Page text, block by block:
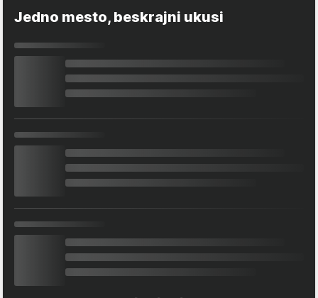
Jedno mesto, beskrajni ukusi